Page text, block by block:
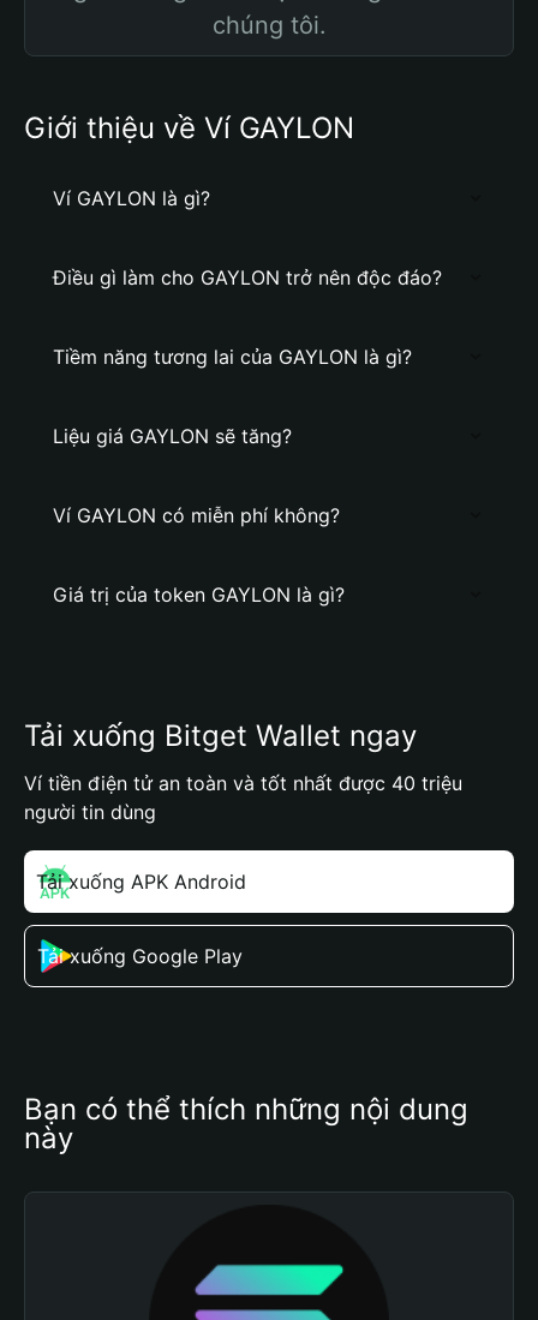
chúng tôi.
Giới thiệu về Ví GAYLON
Ví GAYLON là gì?
Điều gì làm cho GAYLON trở nên độc đáo?
Tiềm năng tương lai của GAYLON là gì?
Liệu giá GAYLON sẽ tăng?
Ví GAYLON có miễn phí không?
Giá trị của token GAYLON là gì?
Tải xuống Bitget Wallet ngay
Ví tiền điện tử an toàn và tốt nhất được 40 triệu
người tin dùng
Tải xuống APK Android
Tải xuống Google Play
Bạn có thể thích những nội dung
này